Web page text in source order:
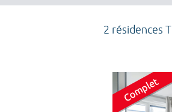
2 résidences